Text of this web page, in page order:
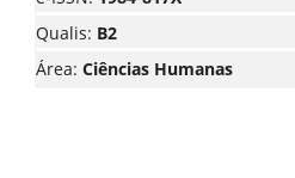
Qualis: B2
Área: Ciências Humanas